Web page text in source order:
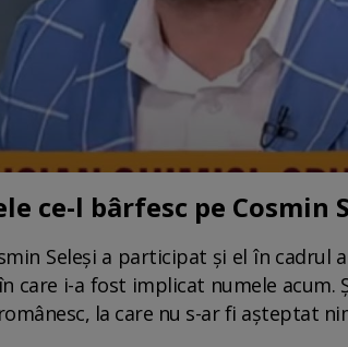
ce-l bârfesc pe Cosmin
Seleși a participat și el în
care i-a fost implicat numele
la care nu s-ar fi așteptat